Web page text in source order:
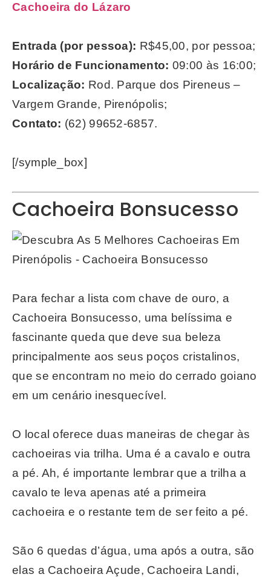
Cachoeira do Lázaro
Entrada (por pessoa): R$45,00, por pessoa;
Horário de Funcionamento: 09:00 às 16:00;
Localização: Rod. Parque dos Pireneus –
Vargem Grande, Pirenópolis;
Contato: (62) 99652-6857.
[/symple_box]
Cachoeira Bonsucesso
Para fechar a lista com chave de ouro, a
Cachoeira Bonsucesso, uma belíssima e
fascinante queda que deve sua beleza
principalmente aos seus poços cristalinos,
que se encontram no meio do cerrado goiano
em um cenário inesquecível.
O local oferece duas maneiras de chegar às
cachoeiras via trilha. Uma é a cavalo e outra
a pé. Ah, é importante lembrar que a trilha a
cavalo te leva apenas até a primeira
cachoeira e o restante tem de ser feito a pé.
São 6 quedas d’água, uma após a outra, são
elas a Cachoeira Açude, Cachoeira Landi,